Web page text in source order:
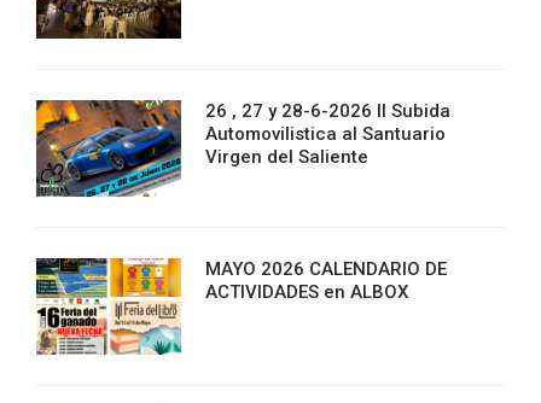
26 , 27 y 28-6-2026 II Subida
Automovilistica al Santuario
Virgen del Saliente
MAYO 2026 CALENDARIO DE
ACTIVIDADES en ALBOX